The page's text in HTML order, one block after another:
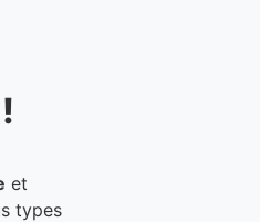
et
types